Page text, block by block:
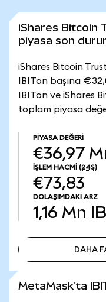
iShares Bitcoin
piyasa son
iShares Bitcoin
IBITon başına
IBITon ve iShares
toplam piyasa
PIYASA DEĞERI
€36,97
İŞLEM HACMI (24S)
€73,83
DOLAŞIMDAKI ARZ
1,16 Mn
DAHA
MetaMask'ta